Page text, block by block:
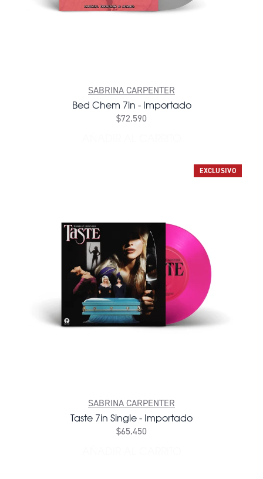
SABRINA CARPENTER
Bed Chem 7in - Importado
$72.590
EXCLUSIVO
SABRINA CARPENTER
Taste 7in Single - Importado
$65.450